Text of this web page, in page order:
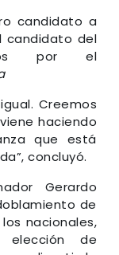
candidato a
candidato del
por el
Creemos
haciendo
que está
concluyó.
Gerardo
de
nacionales,
de